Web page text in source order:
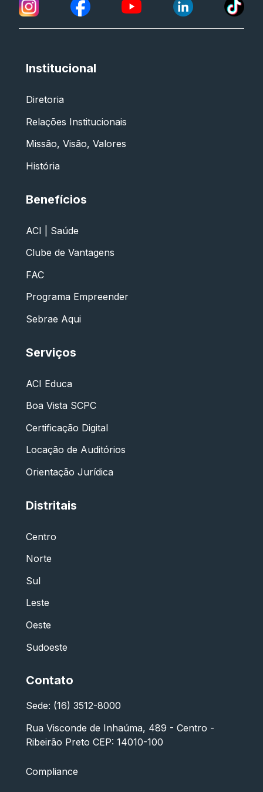
Institucional
Diretoria
Relações Institucionais
Missão, Visão, Valores
História
Benefícios
ACI | Saúde
Clube de Vantagens
FAC
Programa Empreender
Sebrae Aqui
Serviços
ACI Educa
Boa Vista SCPC
Certificação Digital
Locação de Auditórios
Orientação Jurídica
Distritais
Centro
Norte
Sul
Leste
Oeste
Sudoeste
Contato
Sede: (16) 3512-8000
Rua Visconde de Inhaúma, 489 - Centro -
Ribeirão Preto CEP: 14010-100
Compliance